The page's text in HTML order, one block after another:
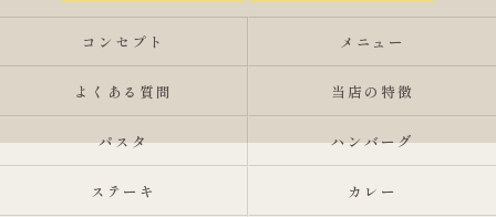
コンセプト メニュー
よくある質問 当店の特徴
パスタ ハンバーグ
ステーキ カレー